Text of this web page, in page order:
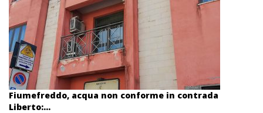
Fiumefreddo, acqua non conforme in contrada
Liberto:...